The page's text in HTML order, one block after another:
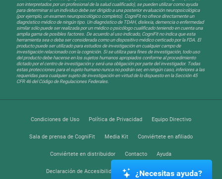
son interpretados por un profesional de la salud cualificado), se pueden utilizar como ayuda
para determinar si un individuo debe ser dirigido a una posterior evaluación neuropsicológica
(por ejemplo, un examen neuropsicológico completo). CogniFit no ofrece directamente un
diagnóstico médico de ningún tipo. Un diagnóstico de TDAH, dislexia, demencia o enfermedad
similar sólo puede ser realizada por un médico o psicólogo cualificado teniendo en cuenta una
amplia gama de posibles factores. De acuerdo al uso indicado, CogniFit no indica que esta
herramienta sea o deba ser considerada como un dispositivo médico certicado por la FDA. El
producto puede ser utilizado para estudios de investigación en cualquier campo de
investigación relacionado con la cognición. Si se utiliza para fines de investigación, todo uso
del producto debe hacerse en los sujetos humanos apropiados conforme al procedimiento
dictado por el centro de investigación y será una obligación por parte del investigador. Todas
estas protecciones para el sujeto humano nunca no podrán ser, en ningún caso, inferiores a las
requeridas para cualquier sujeto de investigación en virtud de lo dispuesto en la Sección 45
CFR 46 del Código de Regulaciones Federales.
Condiciones de Uso Política de Privacidad Equipo Directivo
Sala de prensa de CogniFit Media Kit Conviértete en afiliado
Conviértete en distribuidor Contacto Ayuda
Declaración de Accesibilidad Centro de Confianza
¿Necesitas ayuda?